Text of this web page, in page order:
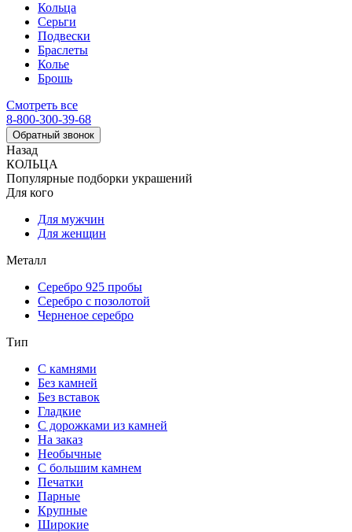
Кольца
Серьги
Подвески
Браслеты
Колье
Брошь
Смотреть все
8-800-300-39-68
Обратный звонок
Назад
КОЛЬЦА
Популярные подборки украшений
Для кого
Для мужчин
Для женщин
Металл
Серебро 925 пробы
Серебро с позолотой
Черненое серебро
Тип
С камнями
Без камней
Без вставок
Гладкие
С дорожками из камней
На заказ
Необычные
С большим камнем
Печатки
Парные
Крупные
Широкие